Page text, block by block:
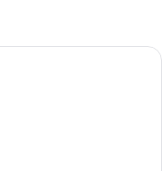
odada kasa, masa, güneşlik/